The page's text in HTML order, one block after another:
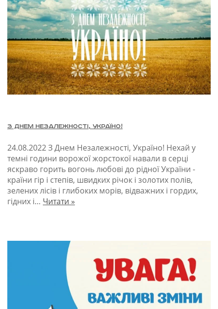
З Днем Незалежності, Україно!
24.08.2022З Днем Незалежності, Україно! Нехай у
темні години ворожої жорстокої навали в серці
яскраво горить вогонь любові до рідної України -
країни гір і степів, швидких річок і золотих полів,
зелених лісів і глибоких морів, відважних і гордих,
гідних і… Читати »